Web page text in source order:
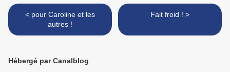
< pour Caroline et les
autres !
Fait froid ! >
Hébergé par Canalblog